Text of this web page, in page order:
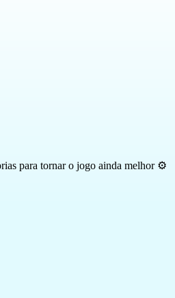
para tornar o jogo ainda melhor ⚙️